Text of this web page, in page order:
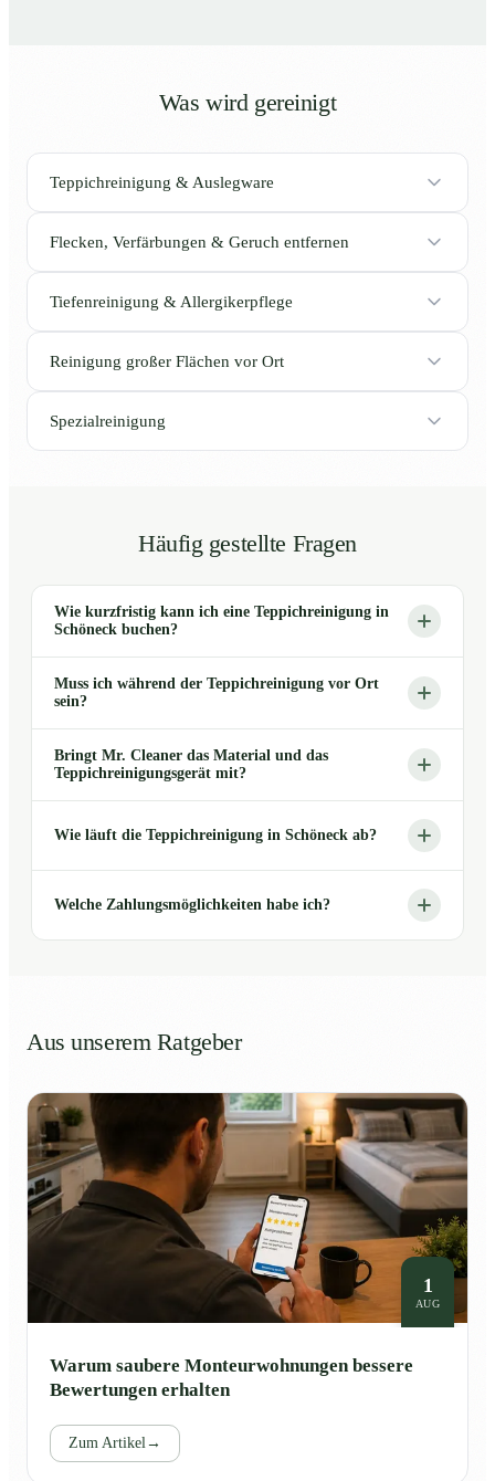
Was wird gereinigt
Teppichreinigung & Auslegware
Flecken, Verfärbungen & Geruch entfernen
Tiefenreinigung & Allergikerpflege
Reinigung großer Flächen vor Ort
Spezialreinigung
Häufig gestellte Fragen
Wie kurzfristig kann ich eine Teppichreinigung in
Schöneck buchen?
Muss ich während der Teppichreinigung vor Ort
sein?
Bringt Mr. Cleaner das Material und das
Teppichreinigungsgerät mit?
Wie läuft die Teppichreinigung in Schöneck ab?
Welche Zahlungsmöglichkeiten habe ich?
Aus unserem Ratgeber
1
AUG
Warum saubere Monteurwohnungen bessere
Bewertungen erhalten
Zum Artikel→